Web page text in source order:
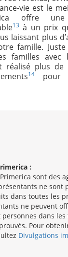
vie est le
offre une
13 à un prix
laissant plus
famille.
familles avec
réalisé plus
14
pour
:
sont des
ne sont
dans toutes les
ne peuvent
personnes dans
Pour
Divulgations